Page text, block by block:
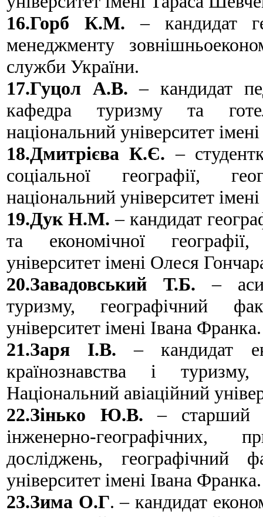
16.Горб К.М. – кандидат
менеджменту
служби України.
17.Гуцол А.В. – кандидат
кафедра туризму та
національний університет
18.Дмитрієва К.Є. –
соціальної географії,
національний університет
19.Дук Н.М. – кандидат
та економічної
університет імені Олеся
20.Завадовський Т.Б. –
туризму, географічний
університет імені Івана Франка.
21.Заря І.В. – кандидат
країнознавства і
Національний авіаційний
22.Зінько Ю.В. – старший
інженерно-географічних,
досліджень, географічний
університет імені Івана Франка.
23.Зима О.Г. – кандидат